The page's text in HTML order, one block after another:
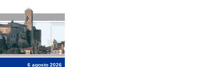
6 agosto 2026